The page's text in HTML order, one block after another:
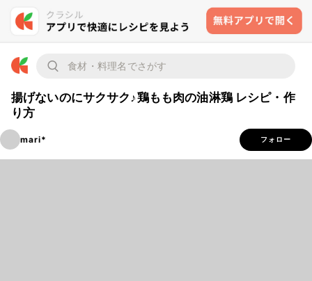
揚げないのにサクサク♪鶏もも肉の油淋鶏 レシピ・作
り方
mari* フォロー